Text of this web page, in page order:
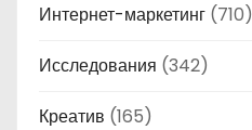
Интернет-маркетинг (710)
Исследования (342)
Креатив (165)